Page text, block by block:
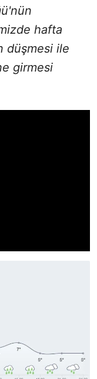
hafta
düşmesi ile
girmesi